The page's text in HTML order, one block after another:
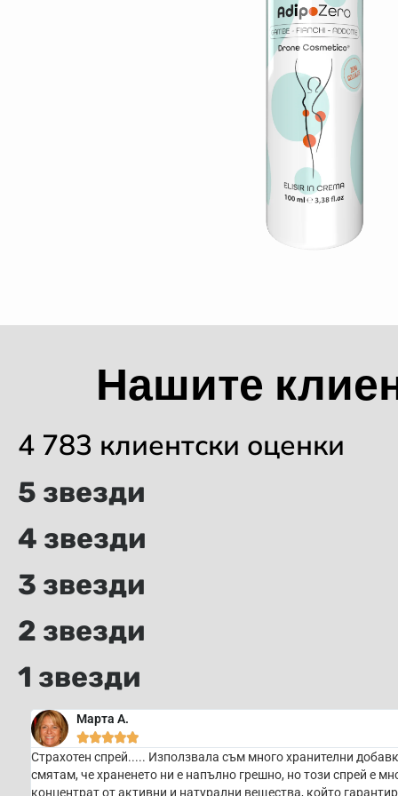
Нашите
4 783 клиентски оценки
5 звезди
4 звезди
3 звезди
2 звезди
1 звезди
Марта А.

Страхотен спрей..... Използвала съм много хранителни
смятам, че храненето ни е напълно грешно, но този спрей е
концентрат от активни и натурални вещества, който